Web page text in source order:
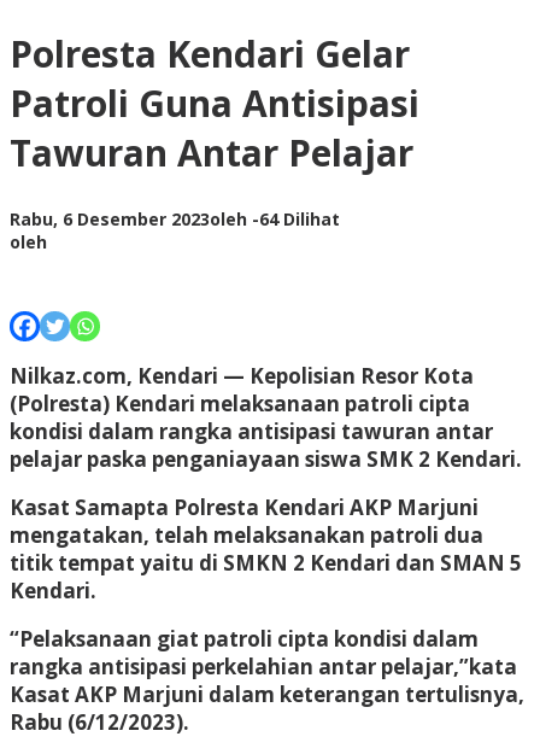
Polresta Kendari Gelar
Patroli Guna Antisipasi
Tawuran Antar Pelajar
Rabu, 6 Desember 2023oleh -64 Dilihat
oleh
Nilkaz.com, Kendari — Kepolisian Resor Kota
(Polresta) Kendari melaksanaan patroli cipta
kondisi dalam rangka antisipasi tawuran antar
pelajar paska penganiayaan siswa SMK 2 Kendari.
Kasat Samapta Polresta Kendari AKP Marjuni
mengatakan, telah melaksanakan patroli dua
titik tempat yaitu di SMKN 2 Kendari dan SMAN 5
Kendari.
“Pelaksanaan giat patroli cipta kondisi dalam
rangka antisipasi perkelahian antar pelajar,”kata
Kasat AKP Marjuni dalam keterangan tertulisnya,
Rabu (6/12/2023).